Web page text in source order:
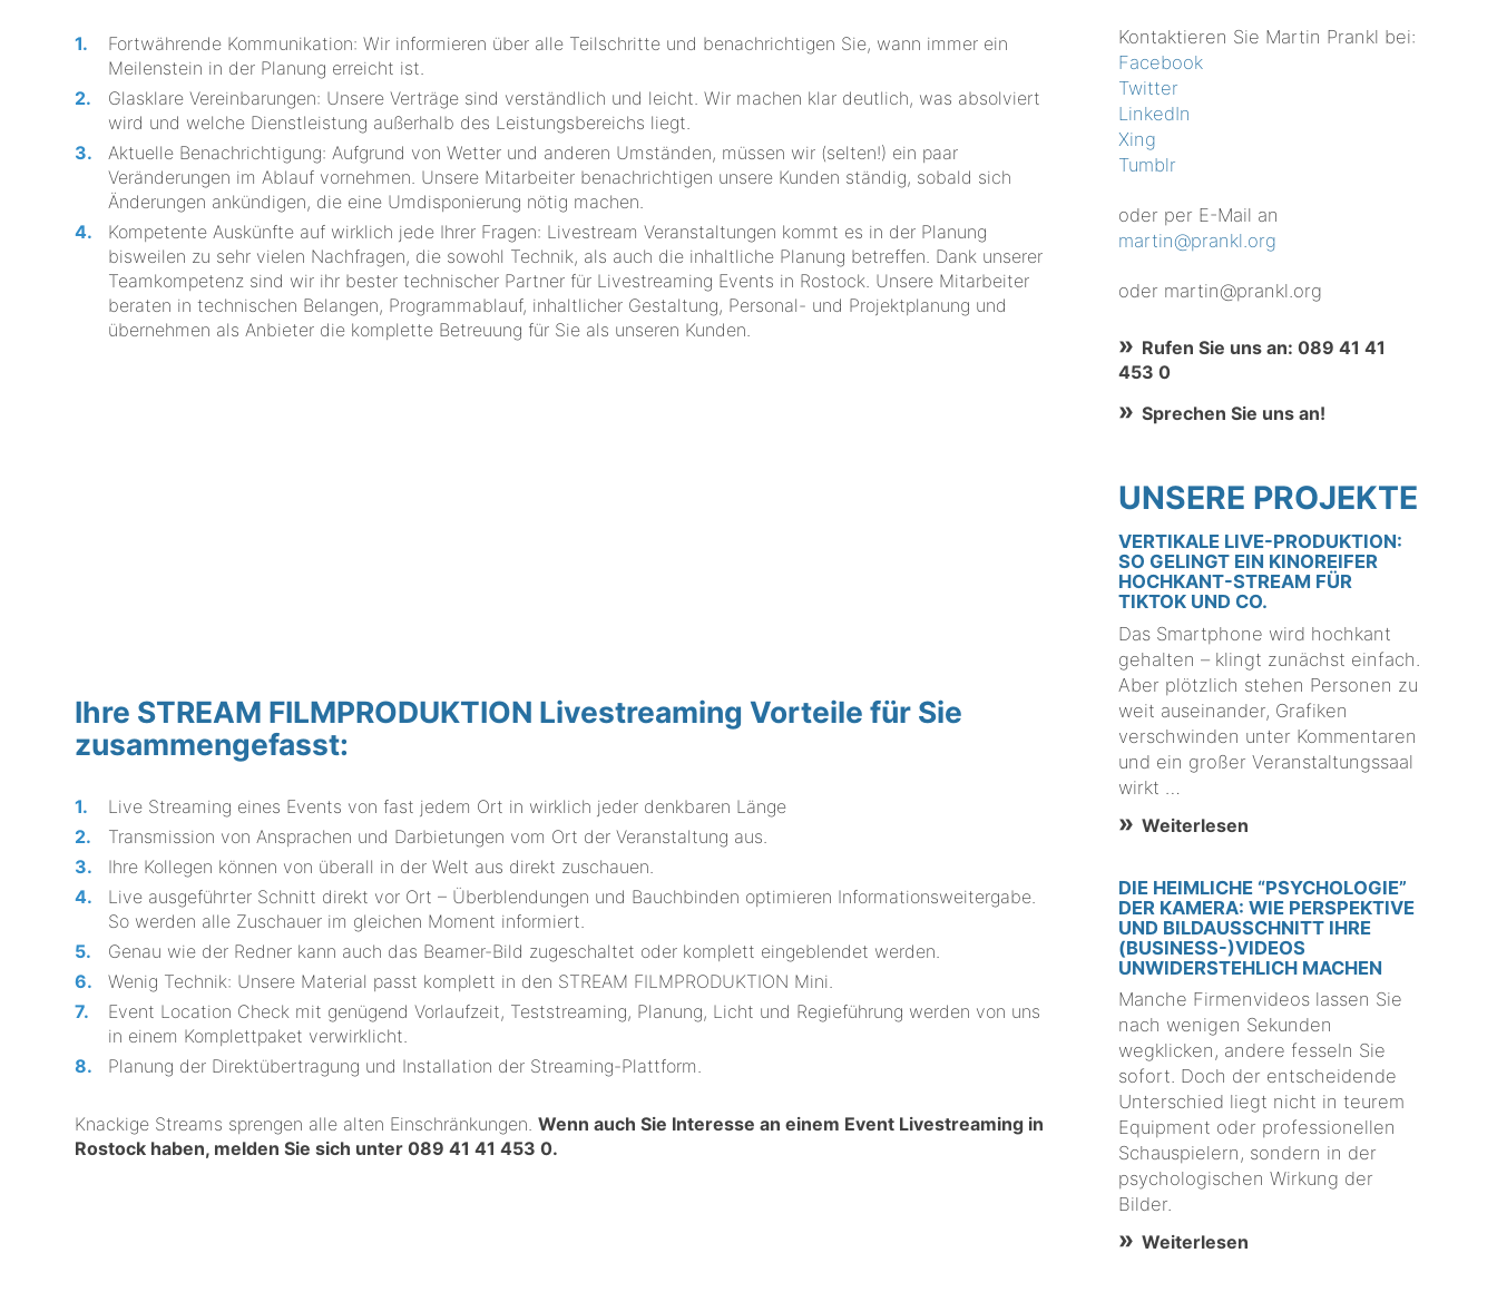
Fortwährende Kommunikation: Wir informieren über alle Teilschritte und benachrichtigen Sie, wann immer ein
Meilenstein in der Planung erreicht ist.
Glasklare Vereinbarungen: Unsere Verträge sind verständlich und leicht. Wir machen klar deutlich, was absolviert
wird und welche Dienstleistung außerhalb des Leistungsbereichs liegt.
Aktuelle Benachrichtigung: Aufgrund von Wetter und anderen Umständen, müssen wir (selten!) ein paar
Veränderungen im Ablauf vornehmen. Unsere Mitarbeiter benachrichtigen unsere Kunden ständig, sobald sich
Änderungen ankündigen, die eine Umdisponierung nötig machen.
Kompetente Auskünfte auf wirklich jede Ihrer Fragen: Livestream Veranstaltungen kommt es in der Planung
bisweilen zu sehr vielen Nachfragen, die sowohl Technik, als auch die inhaltliche Planung betreffen. Dank unserer
Teamkompetenz sind wir ihr bester technischer Partner für Livestreaming Events in Rostock. Unsere Mitarbeiter
beraten in technischen Belangen, Programmablauf, inhaltlicher Gestaltung, Personal- und Projektplanung und
übernehmen als Anbieter die komplette Betreuung für Sie als unseren Kunden.
Ihre STREAM FILMPRODUKTION Livestreaming Vorteile für Sie
zusammengefasst:
Live Streaming eines Events von fast jedem Ort in wirklich jeder denkbaren Länge
Transmission von Ansprachen und Darbietungen vom Ort der Veranstaltung aus.
Ihre Kollegen können von überall in der Welt aus direkt zuschauen.
Live ausgeführter Schnitt direkt vor Ort – Überblendungen und Bauchbinden optimieren Informationsweitergabe.
So werden alle Zuschauer im gleichen Moment informiert.
Genau wie der Redner kann auch das Beamer-Bild zugeschaltet oder komplett eingeblendet werden.
Wenig Technik: Unsere Material passt komplett in den STREAM FILMPRODUKTION Mini.
Event Location Check mit genügend Vorlaufzeit, Teststreaming, Planung, Licht und Regieführung werden von uns
in einem Komplettpaket verwirklicht.
Planung der Direktübertragung und Installation der Streaming-Plattform.
Knackige Streams sprengen alle alten Einschränkungen.Wenn auch Sie Interesse an einem Event Livestreaming in
Rostock haben, melden Sie sich unter089 41 41 453 0.
Kontaktieren Sie Martin Prankl bei:
Facebook
Twitter
LinkedIn
Xing
Tumblr
oder per E-Mail an
martin@prankl.org
oder martin@prankl.org
Rufen Sie uns an: 089 41 41
453 0
Sprechen Sie uns an!
UNSERE PROJEKTE
VERTIKALE LIVE-PRODUKTION:
SO GELINGT EIN KINOREIFER
HOCHKANT-STREAM FÜR
TIKTOK UND CO.
Das Smartphone wird hochkant
gehalten – klingt zunächst einfach.
Aber plötzlich stehen Personen zu
weit auseinander, Grafiken
verschwinden unter Kommentaren
und ein großer Veranstaltungssaal
wirkt …
Weiterlesen
DIE HEIMLICHE “PSYCHOLOGIE”
DER KAMERA: WIE PERSPEKTIVE
UND BILDAUSSCHNITT IHRE
(BUSINESS-)VIDEOS
UNWIDERSTEHLICH MACHEN
Manche Firmenvideos lassen Sie
nach wenigen Sekunden
wegklicken, andere fesseln Sie
sofort. Doch der entscheidende
Unterschied liegt nicht in teurem
Equipment oder professionellen
Schauspielern, sondern in der
psychologischen Wirkung der
Bilder.
Weiterlesen